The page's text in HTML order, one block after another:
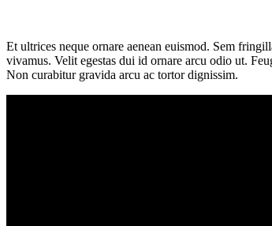
Et ultrices neque ornare aenean euismod. Sem
vivamus. Velit egestas dui id ornare arcu odio ut.
Non curabitur gravida arcu ac tortor dignissim.